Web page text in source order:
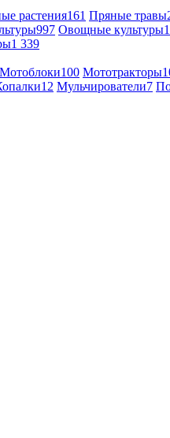
растения161 Пряные травы
997 Овощные культуры
1 339
Мотоблоки100 Мототракторы
12 Мульчирователи7